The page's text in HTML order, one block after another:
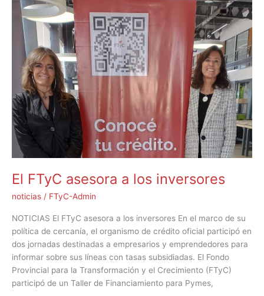
El FTyC asesora a los inversores
noticias / FTyC-Admin
NOTICIAS El FTyC asesora a los inversores En el marco de su
política de cercanía, el organismo de crédito oficial participó en
dos jornadas destinadas a empresarios y emprendedores para
informar sobre sus líneas con tasas subsidiadas. El Fondo
Provincial para la Transformación y el Crecimiento (FTyC)
participó de un Taller de Financiamiento para Pymes,
FTyC
asesora
inversores